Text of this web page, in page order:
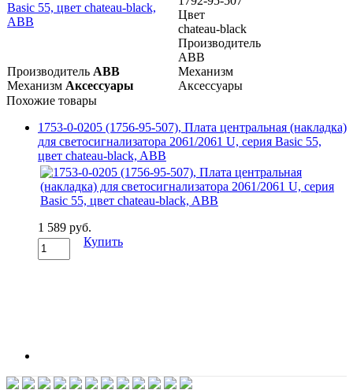
Цвет
chateau-black
Производитель
ABB
Механизм
Аксессуары
Производитель ABB
Механизм Аксессуары
Похожие товары
1753-0-0205 (1756-95-507), Плата центральная (накладка)
для светосигнализатора 2061/2061 U, серия Basic 55,
цвет chateau-black, ABB
1 589 руб.
Купить